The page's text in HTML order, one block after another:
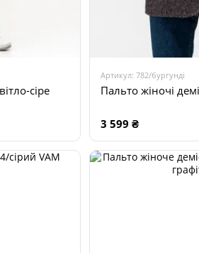
сіре
Артикул: 782/бургунді
Пальто жіночі
3 599 ₴